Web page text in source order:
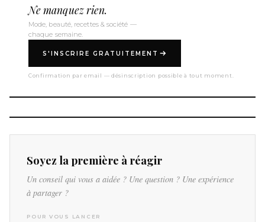
Ne manquez rien.
Mode, beauté, recettes & société —
chaque semaine.
S'INSCRIRE GRATUITEMENT
Confirmation par email — désinscription possible à tout moment.
Soyez la première à réagir
Un conseil qui vous a aidée ? Une question ? Une expérience
à partager ?
POUR VOUS LANCER